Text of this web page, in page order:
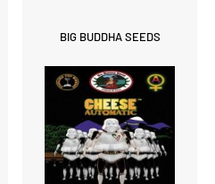
BIG BUDDHA SEEDS